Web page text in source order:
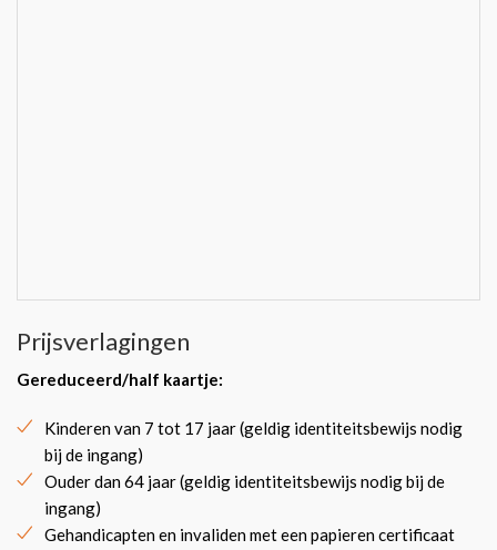
Prijsverlagingen
Gereduceerd/half kaartje:
Kinderen van 7 tot 17 jaar (geldig identiteitsbewijs nodig
bij de ingang)
Ouder dan 64 jaar (geldig identiteitsbewijs nodig bij de
ingang)
Gehandicapten en invaliden met een papieren certificaat